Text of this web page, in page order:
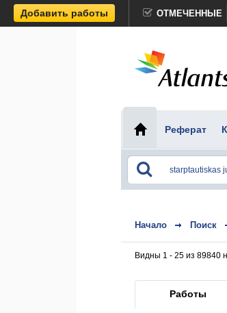
Добавить работы ОТМЕЧЕННЫЕ
Реферат
Начало Поиск
Видны 1 - 25 из 89840
Работы